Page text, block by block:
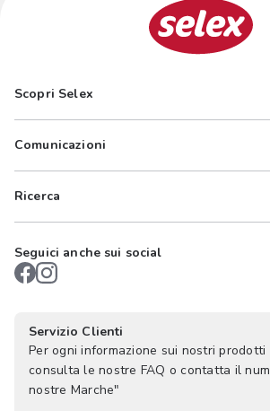
Scopri Selex
Comunicazioni
Ricerca
Seguici anche sui social
Servizio Clienti
Per ogni informazione sui nostri prodotti
consulta le nostre FAQ o contatta il
nostre Marche"